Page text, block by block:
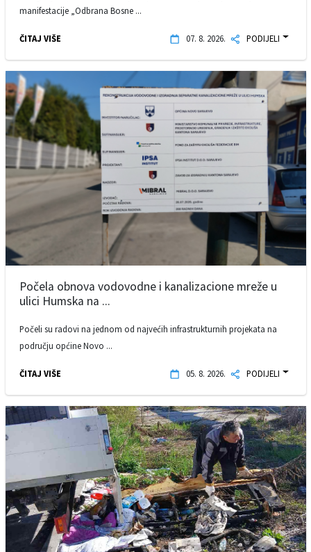
manifestacije „Odbrana Bosne ...
ČITAJ VIŠE 07. 8. 2026. PODIJELI
Počela obnova vodovodne i kanalizacione mreže u
ulici Humska na ...
Počeli su radovi na jednom od najvećih infrastrukturnih projekata na
području općine Novo ...
ČITAJ VIŠE 05. 8. 2026. PODIJELI